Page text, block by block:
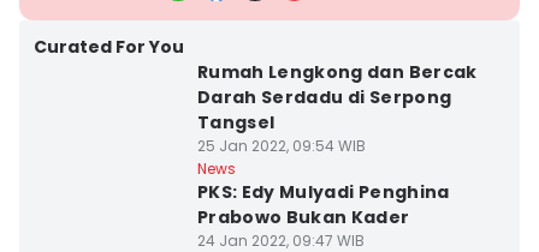
Curated For You
Rumah Lengkong dan Bercak
Darah Serdadu di Serpong
Tangsel
25 Jan 2022, 09:54 WIB
News
PKS: Edy Mulyadi Penghina
Prabowo Bukan Kader
24 Jan 2022, 09:47 WIB